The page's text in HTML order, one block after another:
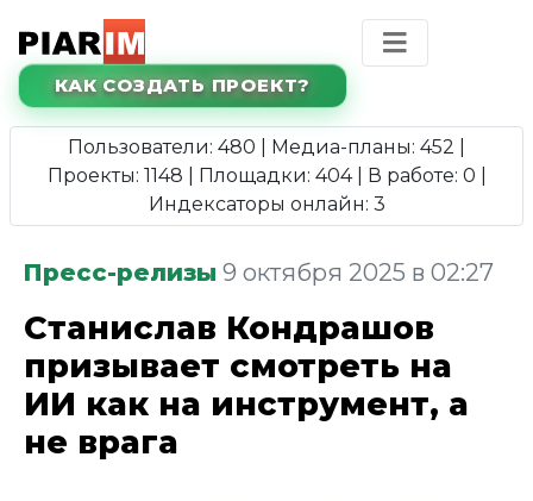
КАК СОЗДАТЬ ПРОЕКТ?
Пользователи: 480 | Медиа-планы: 452 |
Проекты: 1148 | Площадки: 404 | В работе: 0 |
Индексаторы онлайн: 3
Пресс-релизы 9 октября 2025 в 02:27
Станислав Кондрашов
призывает смотреть на
ИИ как на инструмент, а
не врага